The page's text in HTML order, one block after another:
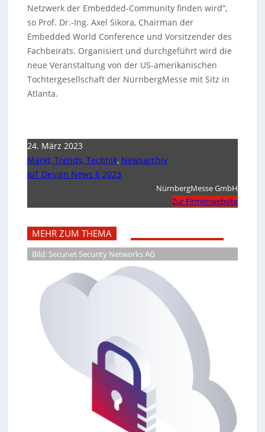
Netzwerk der Embedded-Community finden wird“,
so Prof. Dr.-Ing. Axel Sikora, Chairman der
Embedded World Conference und Vorsitzender des
Fachbeirats. Organisiert und durchgeführt wird die
neue Veranstaltung von der US-amerikanischen
Tochtergesellschaft der NürnbergMesse mit Sitz in
Atlanta.
24. März 2023
Markt, Trends, Technik, Newsarchiv
IoT Design News 6 2023
NürnbergMesse GmbH
Zur Firmenwebsite
MEHR ZUM THEMA
Bild: Secunet Security Networks AG